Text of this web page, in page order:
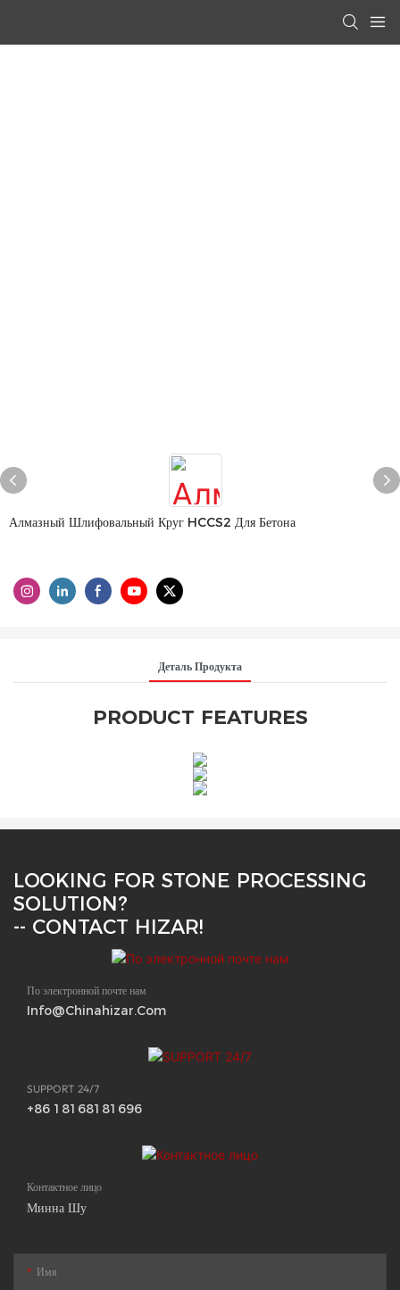
Алмазный Шлифовальный Круг HCCS2 Для Бетона
Деталь Продукта
PRODUCT FEATURES
LOOKING FOR STONE PROCESSING
SOLUTION?
-- CONTACT HIZAR!
По электронной почте нам
Info@chinahizar.com
SUPPORT 24/7
+86 18168181696
Контактное лицо
Минна Шу
Имя